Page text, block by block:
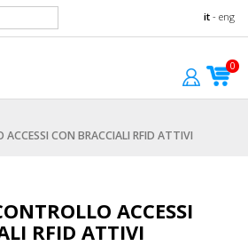
it - eng
0
CON BRACCIALI RFID ATTIVI
ACCESSI
RFID ATTIVI